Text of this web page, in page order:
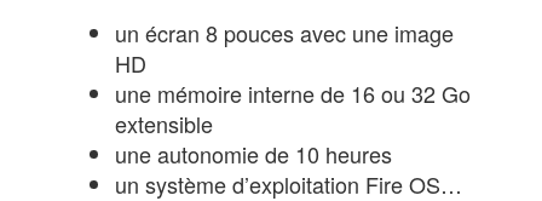
un écran 8 pouces avec une image
HD
une mémoire interne de 16 ou 32 Go
extensible
une autonomie de 10 heures
un système d’exploitation Fire OS…